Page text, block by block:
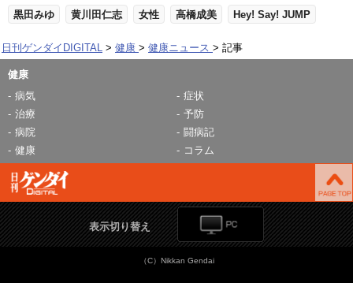
黒田みゆ 黄川田仁志 女性 高橋成美 Hey! Say! JUMP
日刊ゲンダイDIGITAL 健康 健康ニュース 記事
健康
病気
症状
治療
予防
病院
闘病記
健康
コラム
表示切り替え
（C）Nikkan Gendai